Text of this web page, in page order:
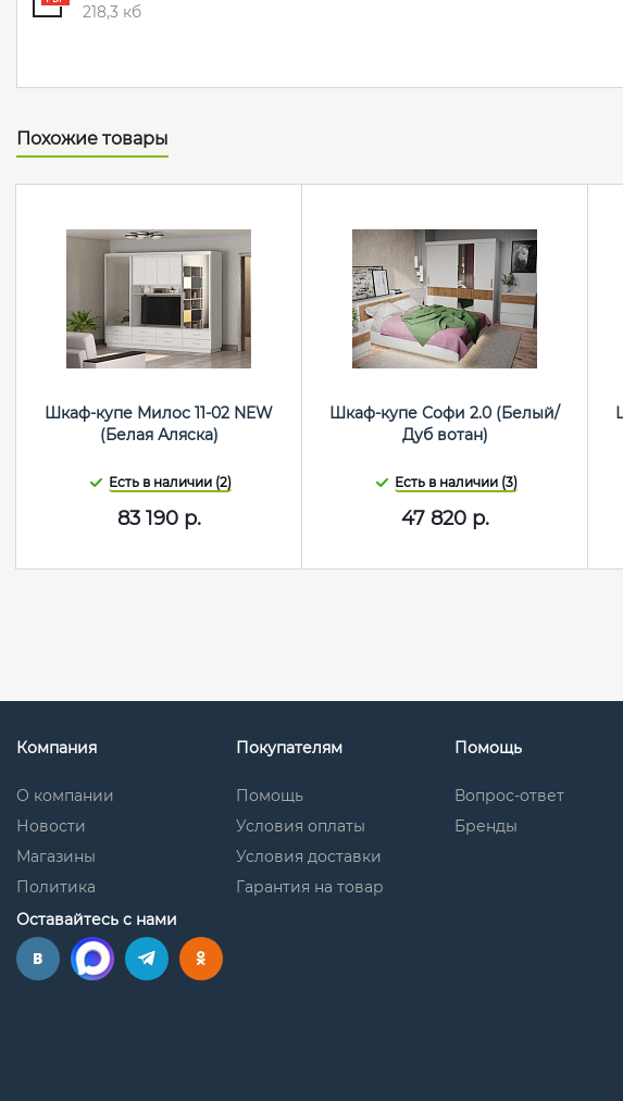
218,3 кб
Похожие товары
Шкаф-купе Милос 11-02 NEW
(Белая Аляска)
Есть в наличии (2)
83 190р.
Шкаф-купе Софи 2.0 (Белый/
Дуб вотан)
Есть в наличии (3)
47 820р.
Компания
О компании
Новости
Магазины
Политика
Покупателям
Помощь
Условия оплаты
Условия доставки
Гарантия на товар
Помощь
Вопрос-ответ
Бренды
Оставайтесь с нами